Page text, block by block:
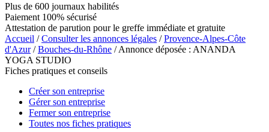
Plus de 600 journaux habilités
Paiement 100% sécurisé
Attestation de parution pour le greffe immédiate et gratuite
Accueil /Consulter les annonces légales /Provence-Alpes-Côte
d'Azur/Bouches-du-Rhône / Annonce déposée : ANANDA
YOGA STUDIO
Fiches pratiques et conseils
Créer son entreprise
Gérer son entreprise
Fermer son entreprise
Toutes nos fiches pratiques